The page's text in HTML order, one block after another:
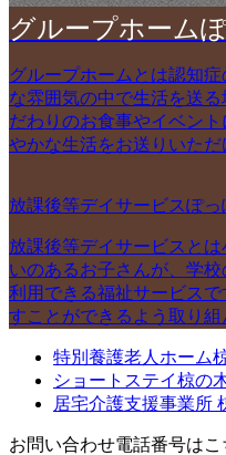
グループホーム
グループホームとは認知
な雰囲気の中で生活を送
だわりのお食事やイベン
やかな生活をお送りいただ
放課後等デイサービスぽっ
放課後等デイサービスと
いのあるお子さんが、学
利用できる福祉サービス
すことができるよう取り組
特別養護老人ホーム
ショートステイ椋の
居宅介護支援事業所
お問い合わせ電話番号はこ